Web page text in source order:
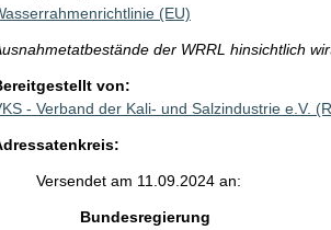
(EU)
der WRRL hinsichtlich
von:
- Verband der Kali- und Salzindustrie e.V.
Versendet am 11.09.2024 an:
Bundesregierung